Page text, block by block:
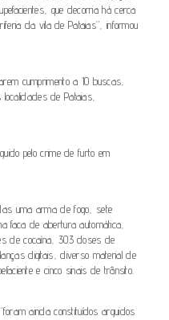
que decorria há cerca
da vila de Pataias”, informou
cumprimento a 10 buscas,
de Pataias,
pelo crime de furto em
uma arma de fogo, sete
faca de abertura automática,
de cocaína, 303 doses de
digitais, diverso material de
e cinco sinais de trânsito.
ainda constituídos arguidos